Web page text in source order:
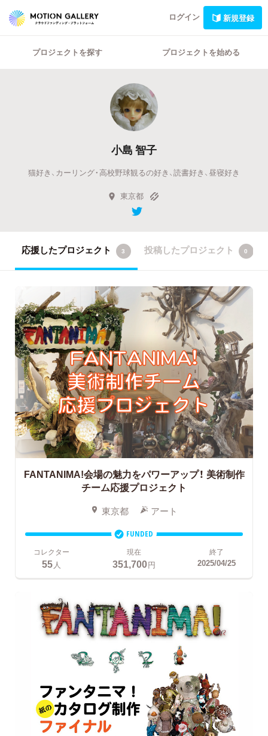
ログイン 新規登録
プロジェクトを探す プロジェクトを始める
小島 智子
猫好き、カーリング・高校野球観るの好き、読書好き、昼寝好き
東京都
応援したプロジェクト 3 投稿したプロジェクト 0
FANTANIMA!会場の魅力をパワーアップ！ 美術制作
チーム応援プロジェクト
東京都 アート
FUNDED
コレクター
55 人
現在
351,700円
終了
2025/04/25